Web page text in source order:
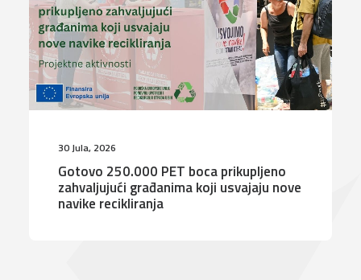
30 Jula, 2026
Gotovo 250.000 PET boca prikupljeno
zahvaljujući građanima koji usvajaju nove
navike recikliranja